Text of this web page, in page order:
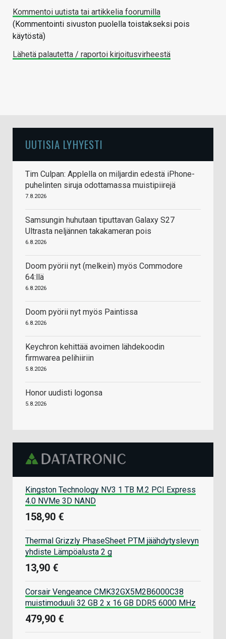
Kommentoi uutista tai artikkelia foorumilla
(Kommentointi sivuston puolella toistakseksi pois
käytöstä)
Lähetä palautetta / raportoi kirjoitusvirheestä
UUTISIA LYHYESTI
Tim Culpan: Applella on miljardin edestä iPhone-
puhelinten siruja odottamassa muistipiirejä
7.8.2026
Samsungin huhutaan tiputtavan Galaxy S27
Ultrasta neljännen takakameran pois
6.8.2026
Doom pyörii nyt (melkein) myös Commodore
64:llä
6.8.2026
Doom pyörii nyt myös Paintissa
6.8.2026
Keychron kehittää avoimen lähdekoodin
firmwarea pelihiiriin
5.8.2026
Honor uudisti logonsa
5.8.2026
Kingston Technology NV3 1 TB M.2 PCI Express
4.0 NVMe 3D NAND
158,90 €
Thermal Grizzly PhaseSheet PTM jäähdytyslevyn
yhdiste Lämpöalusta 2 g
13,90 €
Corsair Vengeance CMK32GX5M2B6000C38
muistimoduuli 32 GB 2 x 16 GB DDR5 6000 MHz
479,90 €